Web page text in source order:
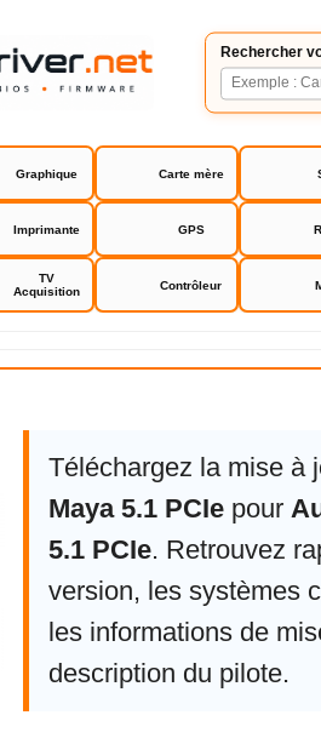
Rechercher
Graphique Carte mère
Imprimante GPS
TV
Acquisition
Contrôleur
Audiotrak Maya 5.1 PCIe
Téléchargez la mise à
Maya 5.1 PCIe pour
5.1 PCIe. Retrouvez
version, les systèmes
les informations de
description du pilote.